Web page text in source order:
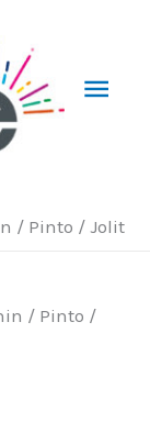
/ Pinto / Jolit
/ Pinto /